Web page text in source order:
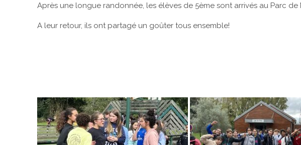
Après une longue randonnée, les élèves de 5ème sont arrivés au Parc
A leur retour, ils ont partagé un goûter tous ensemble!